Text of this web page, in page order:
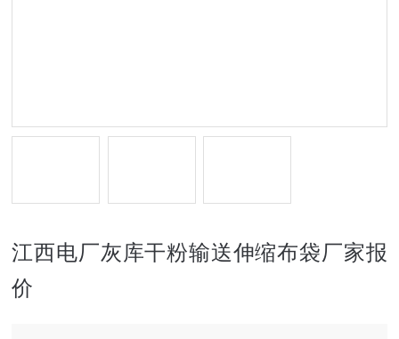
江西电厂灰库干粉输送伸缩布袋厂家报
价